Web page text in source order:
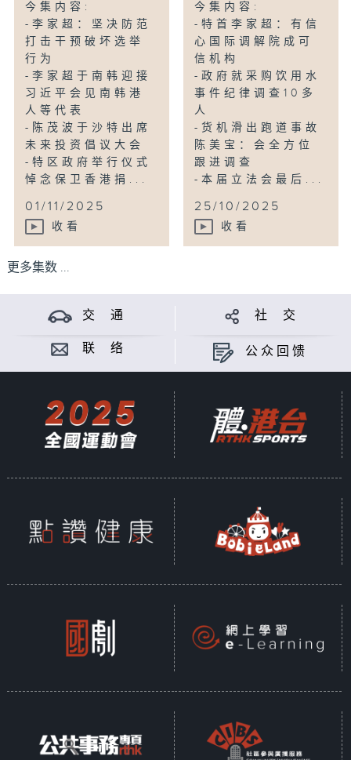
今集内容:
-李家超：坚决防范
打击干预破坏选举
行为
-李家超于南韩迎接
习近平会见南韩港
人等代表
-陈茂波于沙特出席
未来投资倡议大会
-特区政府举行仪式
悼念保卫香港捐...
01/11/2025
收看
今集内容:
-特首李家超：有信
心国际调解院成可
信机构
-政府就采购饮用水
事件纪律调查10多
人
-货机滑出跑道事故
陈美宝：会全方位
跟进调查
-本届立法会最后...
25/10/2025
收看
更多集数 ...
交 通 社 交
联 络 公众回馈